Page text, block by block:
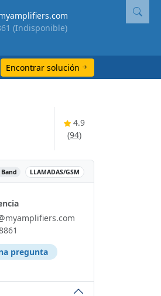
(Indisponible)
Encontrar solución
4.9
(94)
Band ‌ LLAMADAS/GSM
pregunta